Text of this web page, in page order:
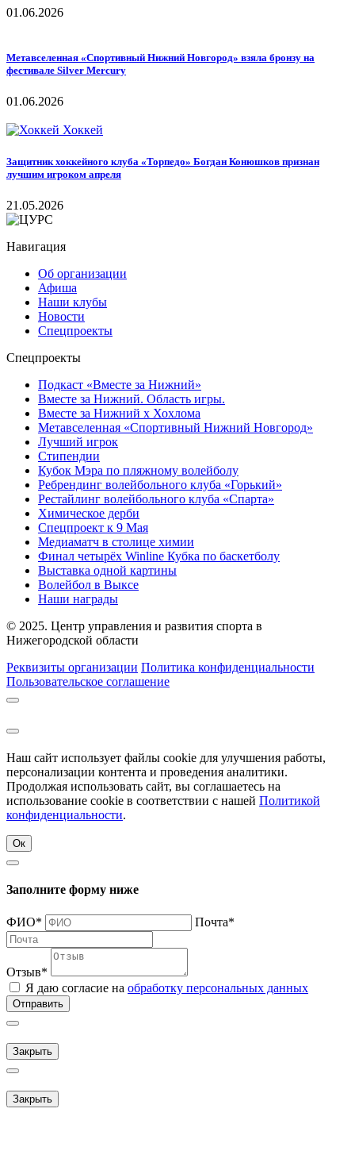
01.06.2026
Метавселенная «Спортивный Нижний Новгород» взяла бронзу на
фестивале Silver Mercury
01.06.2026
Хоккей
Защитник хоккейного клуба «Торпедо» Богдан Конюшков признан
лучшим игроком апреля
21.05.2026
Навигация
Об организации
Афиша
Наши клубы
Новости
Спецпроекты
Спецпроекты
Подкаст «Вместе за Нижний»
Вместе за Нижний. Область игры.
Вместе за Нижний х Хохлома
Метавселенная «Спортивный Нижний Новгород»
Лучший игрок
Стипендии
Кубок Мэра по пляжному волейболу
Ребрендинг волейбольного клуба «Горький»
Рестайлинг волейбольного клуба «Спарта»
Химическое дерби
Спецпроект к 9 Мая
Медиаматч в столице химии
Финал четырёх Winline Кубка по баскетболу
Выставка одной картины
Волейбол в Выксе
Наши награды
© 2025. Центр управления и развития спорта в
Нижегородской области
Реквизиты организации Политика конфиденциальности
Пользовательское соглашение
Наш сайт использует файлы cookie для улучшения работы,
персонализации контента и проведения аналитики.
Продолжая использовать сайт, вы соглашаетесь на
использование cookie в соответствии с нашей Политикой
конфиденциальности.
Ок
Заполните форму ниже
ФИО* Почта*
Отзыв*
Я даю согласие на обработку персональных данных
Отправить
Закрыть
Закрыть